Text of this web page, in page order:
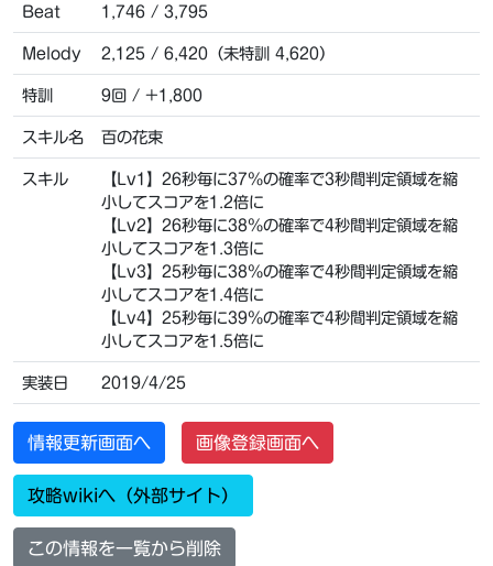
Beat 1,746 / 3,795
Melody 2,125 / 6,420（未特訓 4,620）
特訓 9回 / +1,800
スキル名 百の花束
スキル
【Lv1】26秒毎に37％の確率で3秒間判定領域を縮
小してスコアを1.2倍に
【Lv2】26秒毎に38％の確率で4秒間判定領域を縮
小してスコアを1.3倍に
【Lv3】25秒毎に38％の確率で4秒間判定領域を縮
小してスコアを1.4倍に
【Lv4】25秒毎に39％の確率で4秒間判定領域を縮
小してスコアを1.5倍に
実装日 2019/4/25
情報更新画面へ 画像登録画面へ
攻略wikiへ（外部サイト）
この情報を一覧から削除